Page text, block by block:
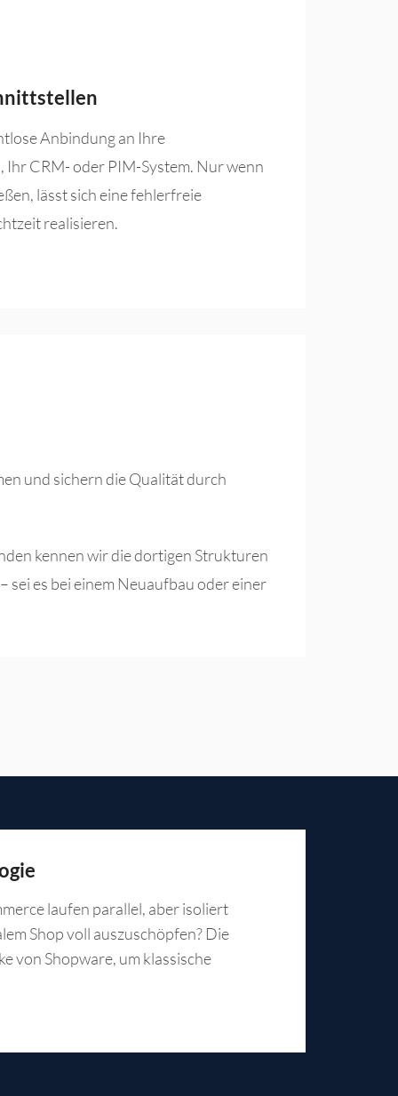
Anbindung an Ihre
Ihr CRM- oder PIM-System. Nur wenn
lässt sich eine fehlerfreie
realisieren.
und sichern die Qualität durch
kennen wir die dortigen Strukturen
es bei einem Neuaufbau oder einer
laufen parallel, aber isoliert
Shop voll auszuschöpfen? Die
von Shopware, um klassische